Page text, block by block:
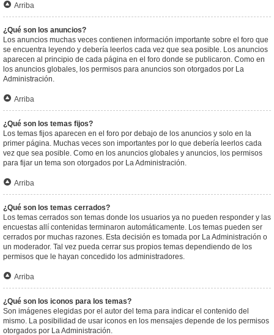
Arriba
¿Qué son los anuncios?
Los anuncios muchas veces contienen información importante sobre el foro que
se encuentra leyendo y debería leerlos cada vez que sea posible. Los anuncios
aparecen al principio de cada página en el foro donde se publicaron. Como en
los anuncios globales, los permisos para anuncios son otorgados por La
Administración.
Arriba
¿Qué son los temas fijos?
Los temas fijos aparecen en el foro por debajo de los anuncios y solo en la
primer página. Muchas veces son importantes por lo que debería leerlos cada
vez que sea posible. Como en los anuncios globales y anuncios, los permisos
para fijar un tema son otorgados por La Administración.
Arriba
¿Qué son los temas cerrados?
Los temas cerrados son temas donde los usuarios ya no pueden responder y las
encuestas allí contenidas terminaron automáticamente. Los temas pueden ser
cerrados por muchas razones. Esta decisión es tomada por La Administración o
un moderador. Tal vez pueda cerrar sus propios temas dependiendo de los
permisos que le hayan concedido los administradores.
Arriba
¿Qué son los iconos para los temas?
Son imágenes elegidas por el autor del tema para indicar el contenido del
mismo. La posibilidad de usar iconos en los mensajes depende de los permisos
otorgados por La Administración.